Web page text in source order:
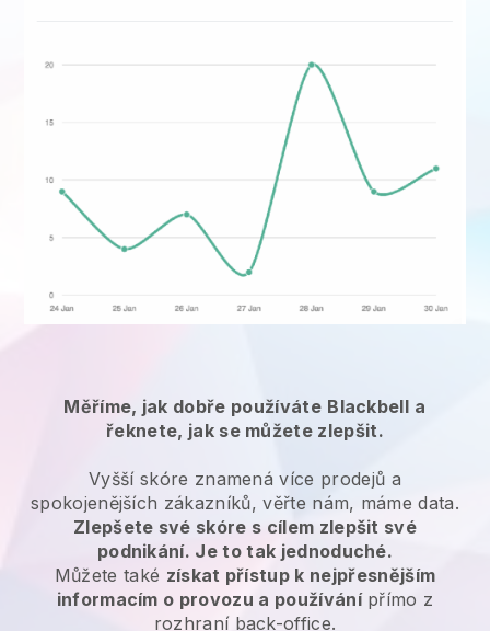
Měříme, jak dobře používáte Blackbell a
řeknete, jak se můžete zlepšit.
Vyšší skóre znamená více prodejů a
spokojenějších zákazníků, věřte nám, máme data.
Zlepšete své skóre s cílem zlepšit své
podnikání. Je to tak jednoduché.
Můžete také získat přístup k nejpřesnějším
informacím o provozu a používánípřímo z
rozhraní back-office.